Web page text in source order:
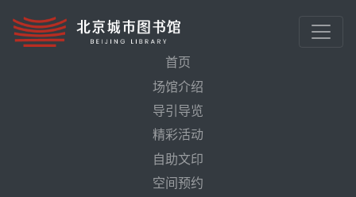
首页
场馆介绍
导引导览
精彩活动
自助文印
空间预约
驯龙高手（高清影片）